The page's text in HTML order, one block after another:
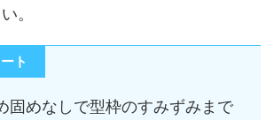
。
ト
固めなしで型枠のすみずみまで